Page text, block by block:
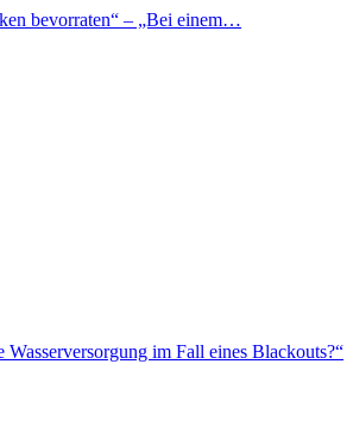
bevorraten“ – „Bei einem…
Wasserversorgung im Fall eines Blackouts?“